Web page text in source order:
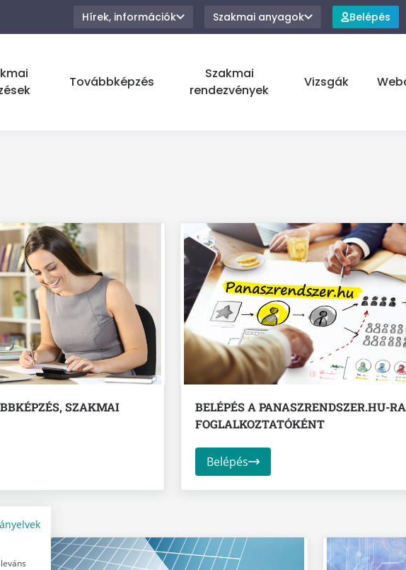
Hírek, információk Szakmai anyagok Belépés
Továbbképzés
Szakmai
rendezvények
Vizsgák
SZAKMAI
BELÉPÉS A PANASZRENDSZER.HU-RA
FOGLALKOZTATÓKÉNT
Belépés